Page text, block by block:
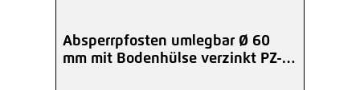
Absperrpfosten umlegbar Ø 60
mm mit Bodenhülse verzinkt PZ-